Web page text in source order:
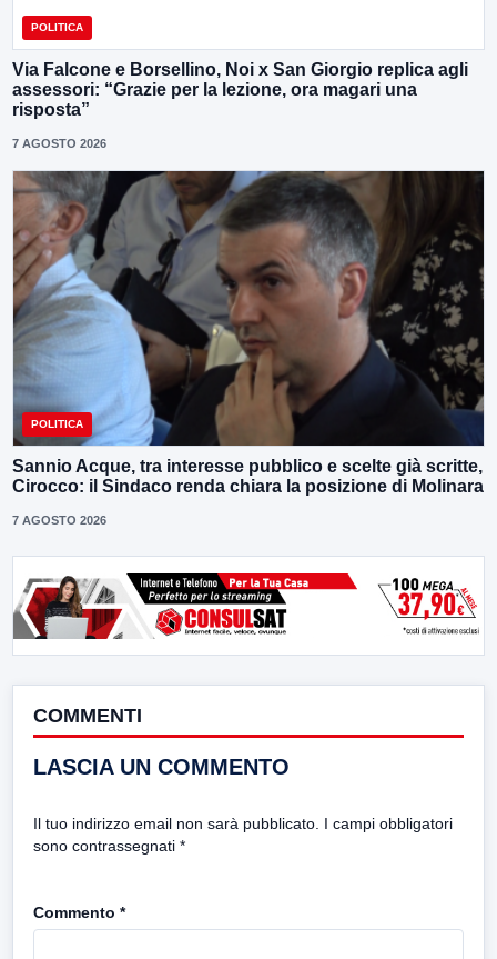
POLITICA
Via Falcone e Borsellino, Noi x San Giorgio replica agli
assessori: “Grazie per la lezione, ora magari una
risposta”
7 AGOSTO 2026
POLITICA
Sannio Acque, tra interesse pubblico e scelte già scritte,
Cirocco: il Sindaco renda chiara la posizione di Molinara
7 AGOSTO 2026
COMMENTI
LASCIA UN COMMENTO
Il tuo indirizzo email non sarà pubblicato. I campi obbligatori
sono contrassegnati *
Commento *